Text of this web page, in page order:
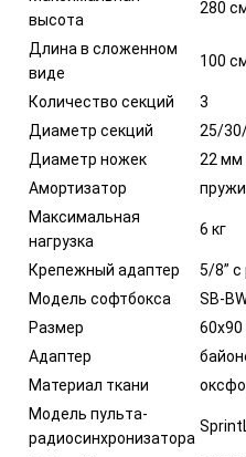
высота
280
Длина в сложенном
виде
100
Количество секций
3
Диаметр секций
25/
Диаметр ножек
22 мм
Амортизатор
Максимальная
нагрузка
6 кг
Крепежный адаптер
5/8” с
Модель софтбокса
SB-
Размер
Адаптер
Материал ткани
Модель пульта-
радиосинхронизатора